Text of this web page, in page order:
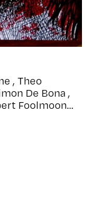
, Theo
De Bona ,
Foolmoon ,
, Janta Island
, Paul
, Le Duc
, Andrea
, Mehdi
Bolide ,